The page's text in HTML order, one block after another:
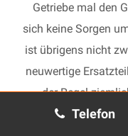
Telefon
Getriebe mal den
sich keine Sorgen
ist übrigens nicht
neuwertige
der Regel
Ersatzteilen kann